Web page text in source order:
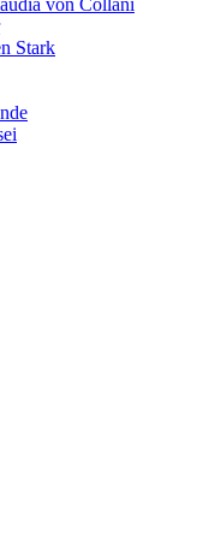
von Collani
Stark